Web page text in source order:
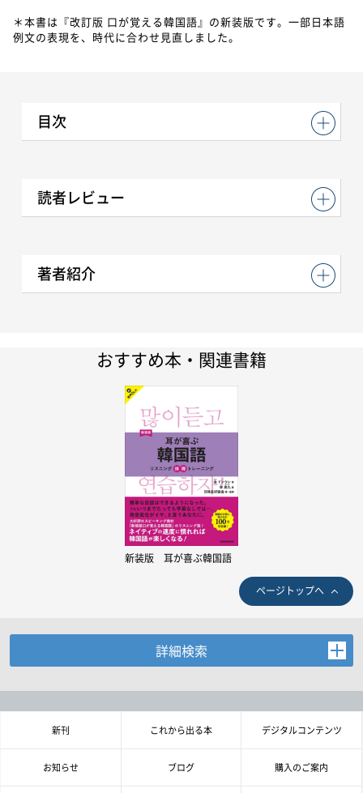
＊本書は『改訂版 口が覚える韓国語』の新装版です。一部日本語
例文の表現を、時代に合わせ見直しました。
目次
読者レビュー
著者紹介
おすすめ本・関連書籍
新装版 耳が喜ぶ韓国語
ページトップへ
詳細検索
情報を入力、選択後検索ボタンを押してください。
新刊 これから出る本 デジタルコンテンツ
お知らせ ブログ 購入のご案内